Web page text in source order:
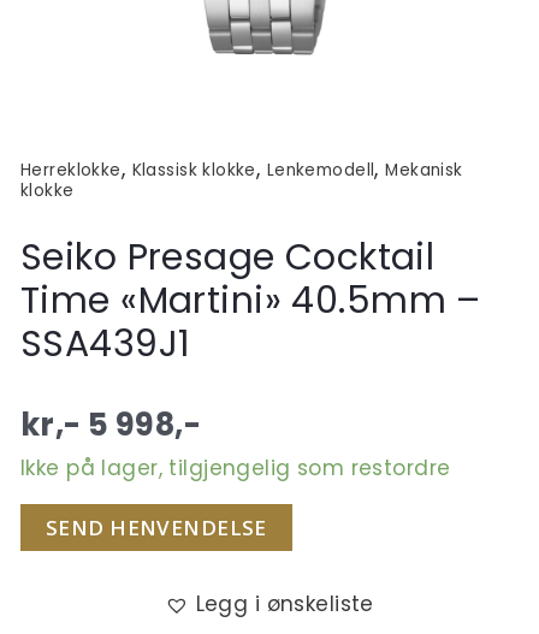
Herreklokke, Klassisk klokke, Lenkemodell,Mekanisk
klokke
Seiko Presage Cocktail
Time «Martini» 40.5mm –
SSA439J1
kr,- 5 998,-
Ikke på lager, tilgjengelig som restordre
SEND HENVENDELSE
Legg i ønskeliste